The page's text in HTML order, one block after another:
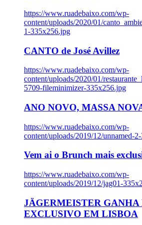
https://www.ruadebaixo.com/wp-
content/uploads/2020/01/
1-335x256.jpg
CANTO de José Avillez
https://www.ruadebaixo.com/wp-
content/uploads/2020/01/
5709-fileminimizer-335x256.jpg
ANO NOVO, MASSA
https://www.ruadebaixo.com/wp-
content/uploads/2019/12/unnamed-
Vem ai o Brunch mais
https://www.ruadebaixo.com/wp-
content/uploads/2019/12/jag01-
JÄGERMEISTER GANHA
EXCLUSIVO EM LISBOA